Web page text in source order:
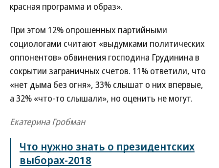
красная программа и образ».
При этом 12% опрошенных партийными
социологами считают «выдумками политических
оппонентов» обвинения господина Грудинина в
сокрытии заграничных счетов. 11% ответили, что
«нет дыма без огня», 33% слышат о них впервые,
а 32% «что-то слышали», но оценить не могут.
Екатерина Гробман
Что нужно знать о президентских
выборах-2018